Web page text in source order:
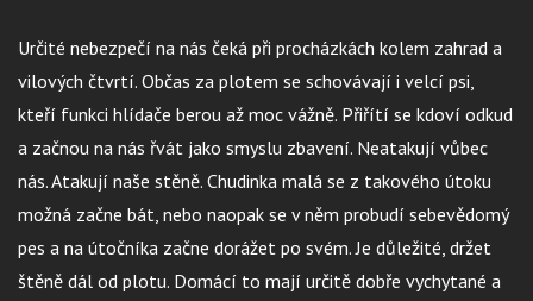
Určité nebezpečí na nás čeká při procházkách kolem zahrad a
vilových čtvrtí. Občas za plotem se schovávají i velcí psi,
kteří funkci hlídače berou až moc vážně. Přiřítí se kdoví odkud
a začnou na nás řvát jako smyslu zbavení. Neatakují vůbec
nás. Atakují naše stěně. Chudinka malá se z takového útoku
možná začne bát, nebo naopak se v něm probudí sebevědomý
pes a na útočníka začne dorážet po svém. Je důležité, držet
štěně dál od plotu. Domácí to mají určitě dobře vychytané a